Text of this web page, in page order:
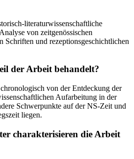
literaturwissenschaftliche
von zeitgenössischen
Schriften und rezeptionsgeschichtlichen
der Arbeit behandelt?
von der Entdeckung der
Aufarbeitung in der
Schwerpunkte auf der NS-Zeit und
liegen.
charakterisieren die Arbeit